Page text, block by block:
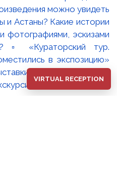
можно увидеть
и Астаны? Какие истории
фотографиями, эскизами
▫️ «Кураторский тур.
в экспозицию»
Оксана Танская
- возможность
VIRTUAL RECEPTION